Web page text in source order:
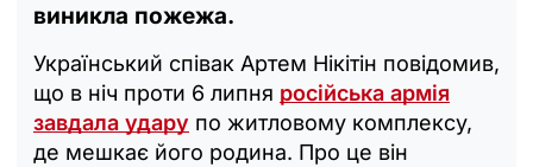
виникла пожежа.
Український співак Артем Нікітін повідомив,
що в ніч проти 6 липня російська армія
завдала удару по житловому комплексу,
де мешкає його родина. Про це він